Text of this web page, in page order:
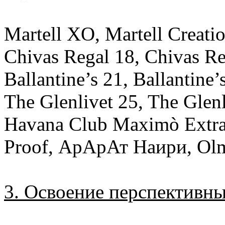
Martell XO, Martell
Chivas Regal 18, Chivas
Ballantine’s 21,
The Glenlivet 25, The
Havana Club Maximò
Proof, АрАрАт Наири,
3. Освоение